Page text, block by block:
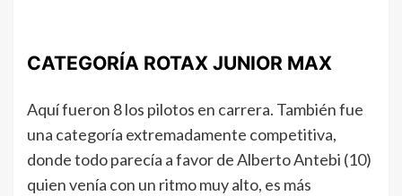
CATEGORÍA ROTAX JUNIOR MAX
Aquí fueron 8 los pilotos en carrera. También fue
una categoría extremadamente competitiva,
donde todo parecía a favor de Alberto Antebi (10)
quien venía con un ritmo muy alto, es más